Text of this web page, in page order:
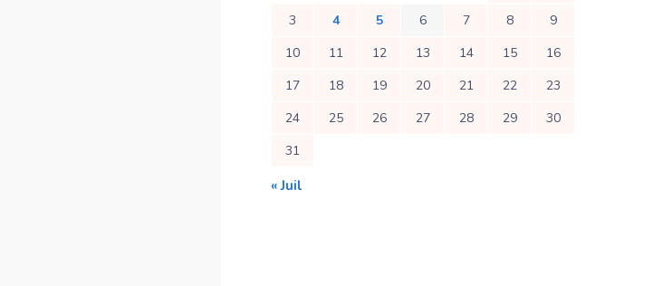
3
4 5 6 7 8
9
10
11 12 13 14 15
16
17
18 19 20 21 22
23
24
25 26 27 28 29
30
31
« Juil